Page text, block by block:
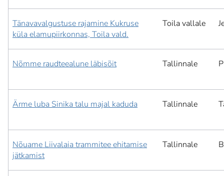
Tänavavalgustuse rajamine Kukruse
küla elamupiirkonnas, Toila vald.
Toila vallale
Nõmme raudteealune läbisõit Tallinnale
Ärme luba Sinika talu majal kaduda Tallinnale
Nõuame Liivalaia trammitee ehitamise
jätkamist
Tallinnale